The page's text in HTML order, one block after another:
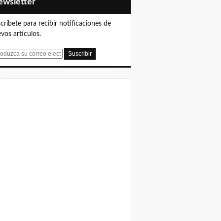
para recibir notificaciones de
artículos.